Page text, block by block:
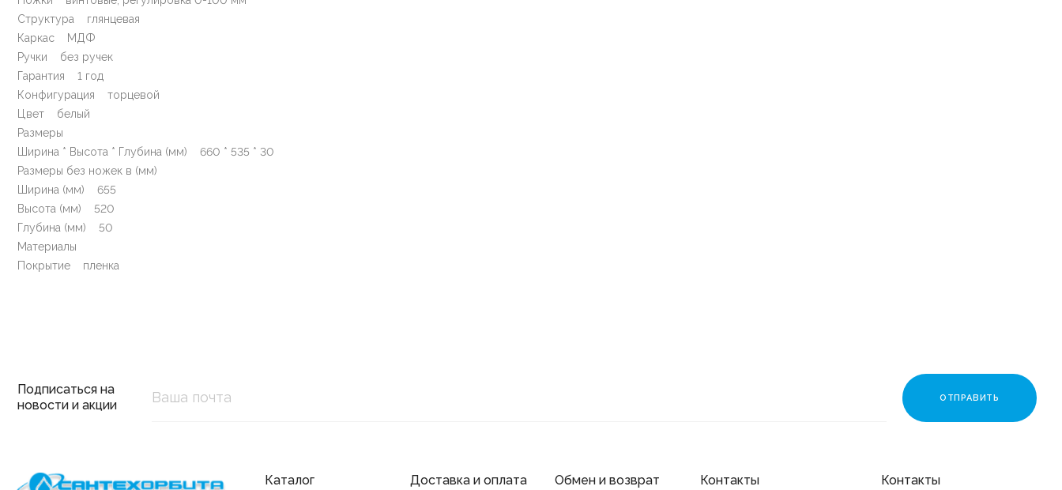
Структура глянцевая
Каркас МДФ
Ручки без ручек
Гарантия 1 год
Конфигурация торцевой
Цвет белый
Размеры
Ширина * Высота * Глубина (мм) 660 * 535 * 30
Размеры без ножек в (мм)
Ширина (мм) 655
Высота (мм) 520
Глубина (мм) 50
Материалы
Покрытие пленка
Подписаться на
новости и акции
Каталог Доставка и оплата Обмен и возврат Контакты Контакты